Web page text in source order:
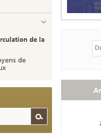
de la
de